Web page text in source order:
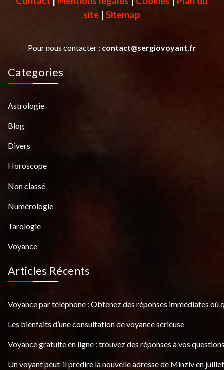
site
Sitemap
Pour nous contacter : contact@sergiovoyant.fr
Categories
Astrologie
Blog
Divers
Horoscope
Non classé
Numérologie
Tarologie
Voyance
Articles Récents
Voyance par téléphone : Obtenez des réponses immédiates où
Les bienfaits d’une consultation de voyance sérieuse
Voyance gratuite en ligne : trouvez des réponses à vos
Un voyant peut-il prédire la nouvelle adresse de Minziv en